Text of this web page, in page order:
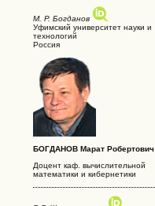
М. Р. Богданов
Уфимский университет науки и
технологий
Россия
БОГДАНОВ Марат Робертович
Доцент каф. вычислительной
математики и кибернетики